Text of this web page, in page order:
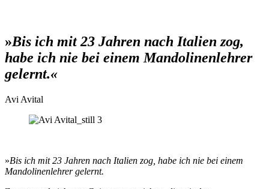
»Bis ich mit 23 Jahren nach Italien zog,
habe ich nie bei einem Mandolinenlehrer
gelernt.«
Avi Avital
»Bis ich mit 23 Jahren nach Italien zog, habe ich nie bei einem
Mandolinenlehrer gelernt.